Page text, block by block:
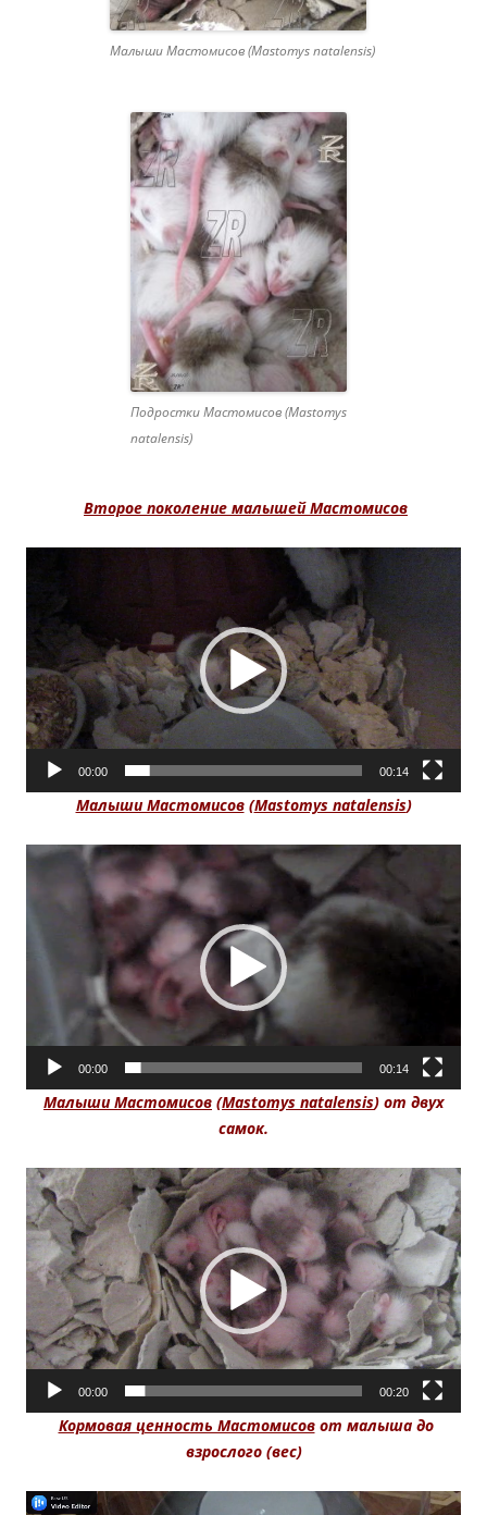
Малыши Мастомисов (Mastomys natalensis)
Подростки Мастомисов (Mastomys
natalensis)
Второе поколение малышей Мастомисов
00:00 00:14
Малыши Мастомисов(Mastomys natalensis)
Видеоплеер
00:00 00:14
Малыши Мастомисов (Mastomys natalensis) от двух
самок.
Видеоплеер
00:00 00:20
Кормовая ценность Мастомисовот малыша до
взрослого (вес)
Видеоплеер